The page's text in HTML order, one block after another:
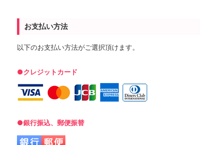
お支払い方法
以下のお支払い方法がご選択頂けます。
●クレジットカード
●銀行振込、郵便振替